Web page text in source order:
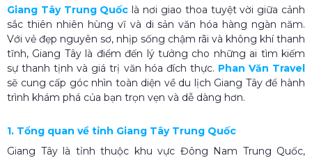
Giang Tây Trung Quốc là nơi giao thoa tuyệt vời giữa cảnh
sắc thiên nhiên hùng vĩ và di sản văn hóa hàng ngàn năm.
Với vẻ đẹp nguyên sơ, nhịp sống chậm rãi và không khí thanh
tĩnh, Giang Tây là điểm đến lý tưởng cho những ai tìm kiếm
sự thanh tịnh và giá trị văn hóa đích thực. Phan Văn Travel
sẽ cung cấp góc nhìn toàn diện về du lịch Giang Tây để hành
trình khám phá của bạn trọn vẹn và dễ dàng hơn.
1. Tổng quan về tỉnh Giang Tây Trung Quốc
Giang Tây là tỉnh thuộc khu vực Đông Nam Trung Quốc,